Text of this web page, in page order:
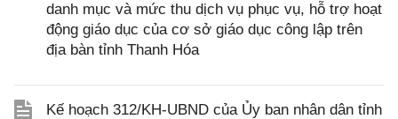
danh mục và mức thu dịch vụ phục vụ, hỗ trợ hoạt
động giáo dục của cơ sở giáo dục công lập trên
địa bàn tỉnh Thanh Hóa
Kế hoạch 312/KH-UBND của Ủy ban nhân dân tỉnh